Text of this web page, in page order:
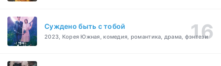
Суждено быть с тобой
2023, Корея Южная, комедия, романтика, драма, фэнтези